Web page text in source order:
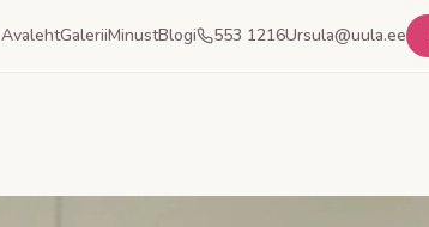
AvalehtGaleriiMinustBlogi 553 1216Ursula@uula.ee